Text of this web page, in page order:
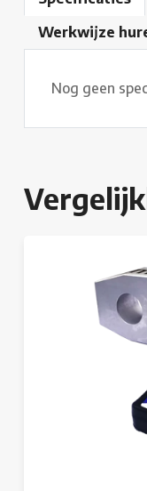
Werkwijze
Nog geen